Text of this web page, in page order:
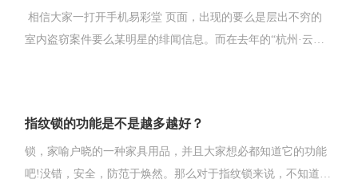
相信大家一打开手机易彩堂 页面，出现的要么是层出不穷的
室内盗窃案件要么某明星的绯闻信息。而在去年的“杭州·云栖
指纹锁的功能是不是越多越好？
锁，家喻户晓的一种家具用品，并且大家想必都知道它的功能
吧!没错，安全，防范于焕然。那么对于指纹锁来说，不知道大